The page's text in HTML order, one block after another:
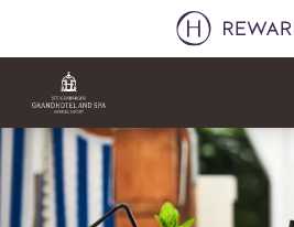
幻灯片1 of1
2026/08/08